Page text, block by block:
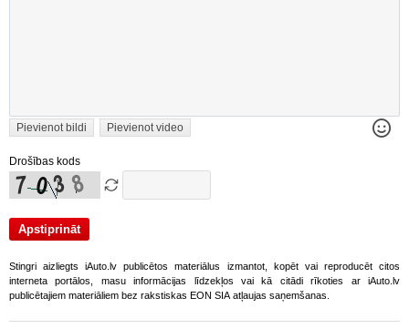
Pievienot bildi Pievienot video
Drošības kods
Stingri aizliegts iAuto.lv publicētos materiālus izmantot, kopēt vai reproducēt citos
interneta portālos, masu informācijas līdzekļos vai kā citādi rīkoties ar iAuto.lv
publicētajiem materiāliem bez rakstiskas EON SIA atļaujas saņemšanas.